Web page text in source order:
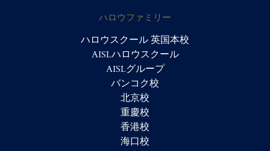
ハロウファミリー
ハロウスクール 英国本校
AISLハロウスクール
AISLグループ
バンコク校
北京校
重慶校
香港校
海口校